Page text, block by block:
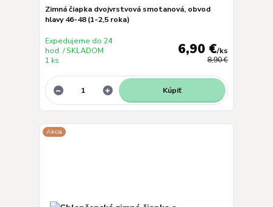
Zimná čiapka dvojvrstvová smotanová, obvod
hlavy 46-48 (1-2,5 roka)
8,90 €
6,90 €/ks
Expedujeme do 24
hod. / SKLADOM
1 ks
Kúpiť
Akcia